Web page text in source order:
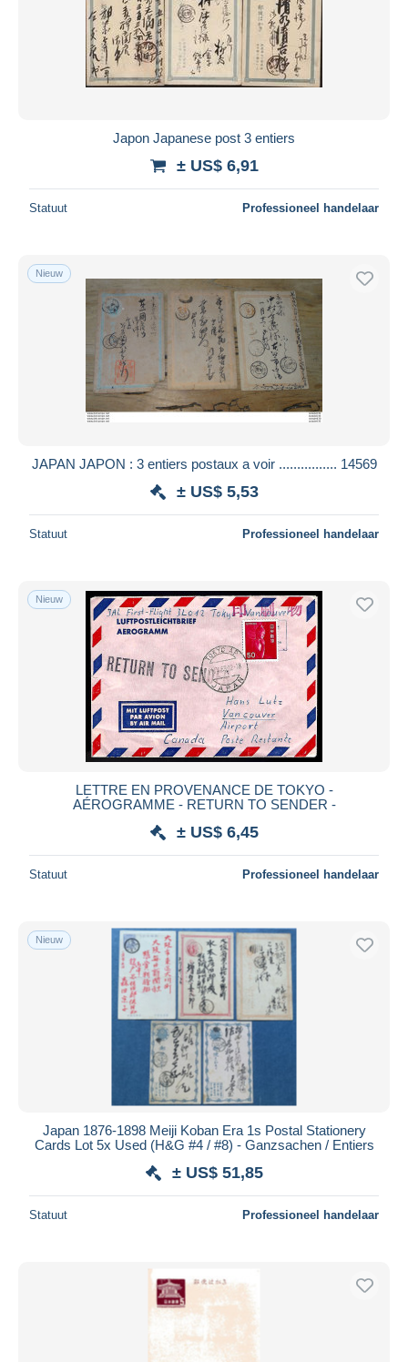
Japon Japanese post 3 entiers
± US$ 6,91
Statuut Professioneel handelaar
Nieuw
JAPAN JAPON : 3 entiers postaux a voir ................ 14569
± US$ 5,53
Statuut Professioneel handelaar
Nieuw
LETTRE EN PROVENANCE DE TOKYO -
AÉROGRAMME - RETURN TO SENDER -
± US$ 6,45
Statuut Professioneel handelaar
Nieuw
Japan 1876-1898 Meiji Koban Era 1s Postal Stationery
Cards Lot 5x Used (H&G #4 / #8) - Ganzsachen / Entiers
± US$ 51,85
Statuut Professioneel handelaar